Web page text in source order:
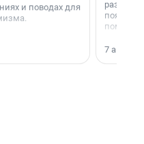
и поводах для
раз. В
7